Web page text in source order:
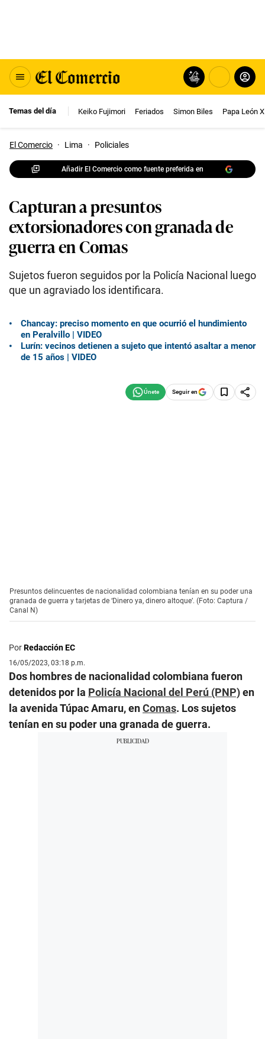
Temas del día Keiko Fujimori Feriados Simon Biles Papa León
El Comercio · Lima · Policiales
Añadir El Comercio como fuente preferida en
Capturan a presuntos
extorsionadores con granada de
guerra en Comas
Sujetos fueron seguidos por la Policía Nacional luego
que un agraviado los identificara.
Chancay: preciso momento en que ocurrió el hundimiento
en Peralvillo | VIDEO
Lurín: vecinos detienen a sujeto que intentó asaltar a menor
de 15 años | VIDEO
Seguir en
Presuntos delincuentes de nacionalidad colombiana tenían en su poder una
granada de guerra y tarjetas de ‘Dinero ya, dinero altoque’. (Foto: Captura /
Canal N)
PorRedacción EC
16/05/2023, 03:18 p.m.
Dos hombres de nacionalidad colombiana fueron
detenidos por la Policía Nacional del Perú (PNP)en
la avenida Túpac Amaru, enComas. Los sujetos
tenían en su poder una granada de guerra.